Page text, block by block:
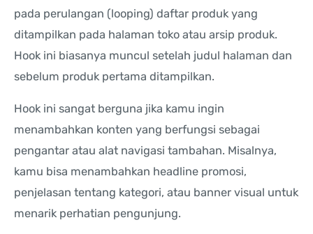
pada perulangan (looping) daftar produk yang
ditampilkan pada halaman toko atau arsip produk.
Hook ini biasanya muncul setelah judul halaman dan
sebelum produk pertama ditampilkan.
Hook ini sangat berguna jika kamu ingin
menambahkan konten yang berfungsi sebagai
pengantar atau alat navigasi tambahan. Misalnya,
kamu bisa menambahkan headline promosi,
penjelasan tentang kategori, atau banner visual untuk
menarik perhatian pengunjung.